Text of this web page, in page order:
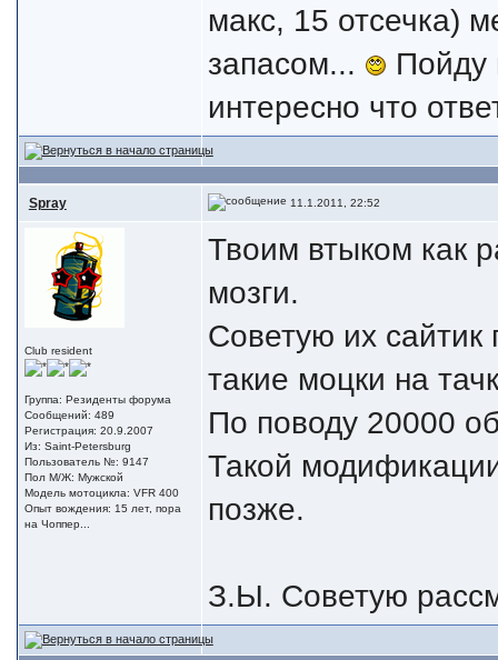
макс, 15 отсечка)
запасом...
Пойду
интересно что
Spray 11.1.2011, 22:52
Club resident
Группа: Резиденты форума
Сообщений: 489
Регистрация: 20.9.2007
Из: Saint-Petersburg
Пользователь №: 9147
Пол М/Ж: Мужской
Модель мотоцикла: VFR 400
Опыт вождения: 15 лет, пора
на Чоппер...
Твоим втыком как
мозги.
Советую их сайтик
такие моцки на
По поводу 20000
Такой
позже.
З.Ы. Советую